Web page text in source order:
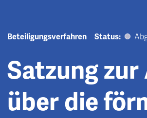
Beteiligungsverfahren Status:
Satzung
über die